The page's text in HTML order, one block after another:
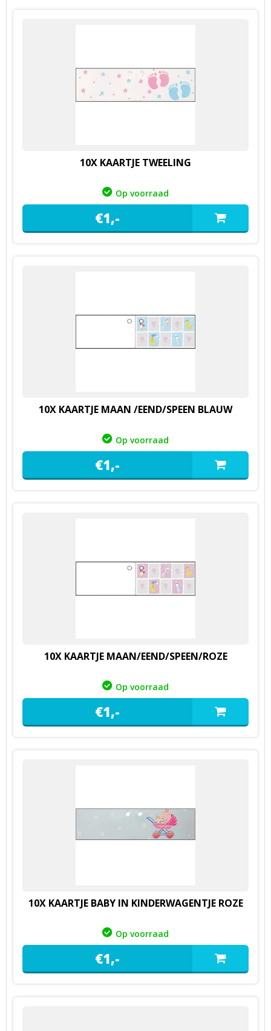
10X KAARTJE TWEELING
Op voorraad
€1,-
10X KAARTJE MAAN /EEND/SPEEN BLAUW
Op voorraad
€1,-
10X KAARTJE MAAN/EEND/SPEEN/ROZE
Op voorraad
€1,-
10X KAARTJE BABY IN KINDERWAGENTJE ROZE
Op voorraad
€1,-